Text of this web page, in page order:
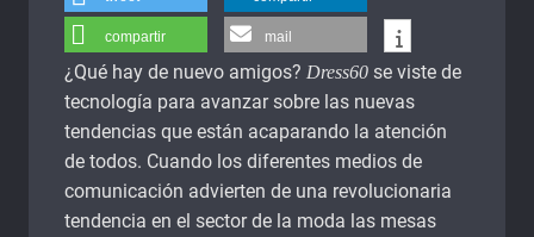
compartir mail
¿Qué hay de nuevo amigos? Dress60 se viste de
tecnología para avanzar sobre las nuevas
tendencias que están acaparando la atención
de todos. Cuando los diferentes medios de
comunicación advierten de una revolucionaria
tendencia en el sector de la moda las mesas